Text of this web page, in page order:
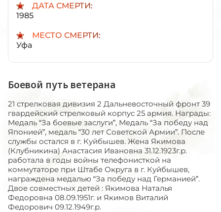
ДАТА СМЕРТИ:
1985
МЕСТО СМЕРТИ:
Уфа
Боевой путь ветерана
21 стрелковая дивизия 2 Дальневосточный фронт 39
гвардейский стрелковый корпус 25 армия. Награды:
Медаль “За боевые заслуги”, Медаль “За победу над
Японией”, медаль “30 лет Советской Армии”. После
службы остался в г. Куйбышев. Жена Якимова
(Клубникина) Анастасия Ивановна 31.12.1923г.р.
работала в годы войны телефонисткой на
коммутаторе при Штабе Округа в г. Куйбышев,
награждена медалью “За победу над Германией”.
Двое совместных детей : Якимова Наталья
Федоровна 08.09.1951г. и Якимов Виталий
Федорович 09.12.1949г.р.